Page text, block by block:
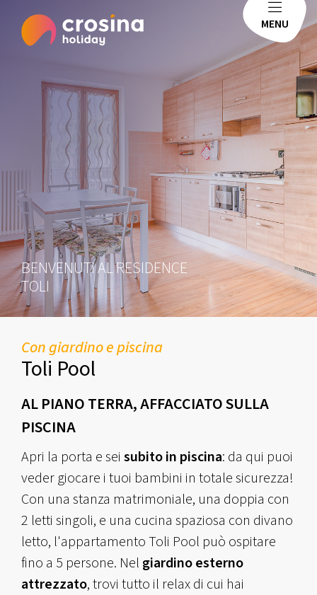
MENU
BENVENUTI AL RESIDENCE
TOLI
Con giardino e piscina
Toli Pool
AL PIANO TERRA, AFFACCIATO SULLA
PISCINA
Apri la porta e sei subito in piscina: da qui puoi
veder giocare i tuoi bambini in totale sicurezza!
Con una stanza matrimoniale, una doppia con
2 letti singoli, e una cucina spaziosa con divano
letto, l'appartamento Toli Pool può ospitare
fino a 5 persone. Nel giardino esterno
attrezzato, trovi tutto il relax di cui hai